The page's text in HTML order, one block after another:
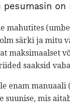
pesumasin
mahutites
särki ja mitu
maksimaalset
saaksid
enam manuaali (
suunise, mis